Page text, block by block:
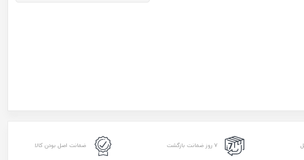
۷ روز ضمانت بازگشت ضمانت اصل بودن کالا